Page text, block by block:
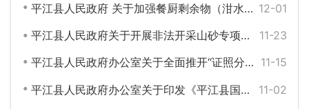
12-01
平江县人民政府 关于加强餐厨剩余物（泔水）管理的通告（平政告〔2018〕16号）
11-23
平江县人民政府关于开展非法开采山砂专项整治行动的通告（平政告〔2018〕15号）
11-15
平江县人民政府办公室关于全面推开“证照分离”改革的通知（平政办发〔2018〕24号）
11-02
平江县人民政府办公室关于印发《平江县国有森工林场改革实施方案》的通知（平政办发〔2018〕22号）